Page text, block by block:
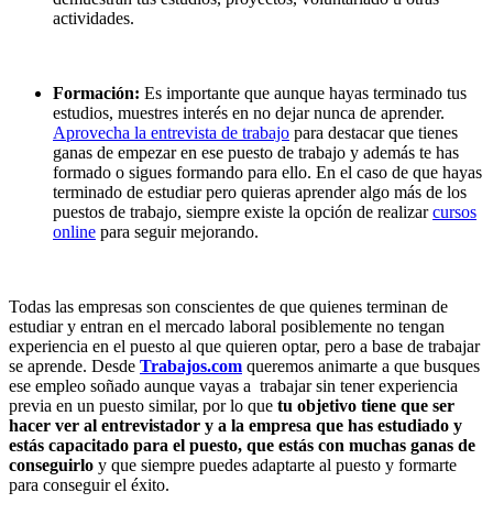
actividades.
Formación: Es importante que aunque hayas terminado tus
estudios, muestres interés en no dejar nunca de aprender.
Aprovecha la entrevista de trabajo para destacar que tienes
ganas de empezar en ese puesto de trabajo y además te has
formado o sigues formando para ello. En el caso de que hayas
terminado de estudiar pero quieras aprender algo más de los
puestos de trabajo, siempre existe la opción de realizarcursos
online para seguir mejorando.
Todas las empresas son conscientes de que quienes terminan de
estudiar y entran en el mercado laboral posiblemente no tengan
experiencia en el puesto al que quieren optar, pero a base de trabajar
se aprende. Desde Trabajos.com queremos animarte a que busques
ese empleo soñado aunque vayas a trabajar sin tener experiencia
previa en un puesto similar, por lo que tu objetivo tiene que ser
hacer ver al entrevistador y a la empresa que has estudiado y
estás capacitado para el puesto, que estás con muchas ganas de
conseguirlo y que siempre puedes adaptarte al puesto y formarte
para conseguir el éxito.